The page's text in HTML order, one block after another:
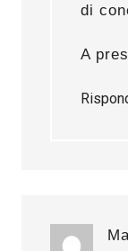
di
A